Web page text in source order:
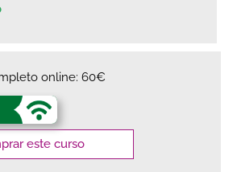
online: 60€
este curso